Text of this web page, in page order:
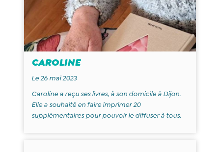
CAROLINE
Le 26 mai 2023
Caroline a reçu ses livres, à son domicile à Dijon.
Elle a souhaité en faire imprimer 20
supplémentaires pour pouvoir le diffuser à tous.